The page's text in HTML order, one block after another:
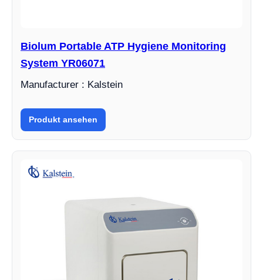
Biolum Portable ATP Hygiene Monitoring
System YR06071
Manufacturer : Kalstein
Produkt ansehen